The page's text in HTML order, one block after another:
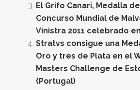
El Grifo Canari, Medalla
Concurso Mundial de
Vinistra 2011 celebrado
Stratvs consigue una
Oro y tres de Plata en el
Masters Challenge de
(Portugal)